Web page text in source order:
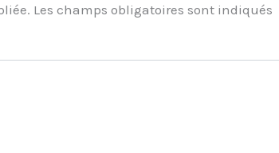
Les champs obligatoires sont indiqués